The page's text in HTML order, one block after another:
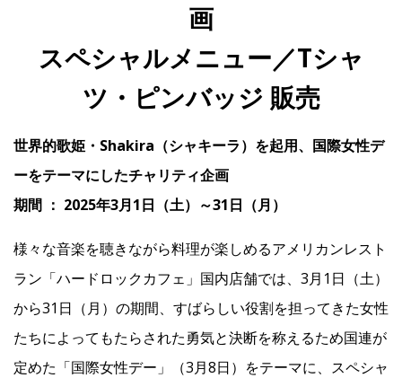
IR
投資家の皆様へ 事業概要 コーポレート・ガバナンス
よくあるご質問 IRお問い合わせ
Recruit
Contact
画
スペシャルメニュー／Tシャ
ツ・ピンバッジ 販売
世界的歌姫・Shakira（シャキーラ）を起用、国際女性デ
ーをテーマにしたチャリティ企画
期間 ： 2025年3月1日（土）～31日（月）
様々な音楽を聴きながら料理が楽しめるアメリカンレスト
ラン「ハードロックカフェ」国内店舗では、3月1日（土）
から31日（月）の期間、すばらしい役割を担ってきた女性
たちによってもたらされた勇気と決断を称えるため国連が
定めた「国際女性デー」（3月8日）をテーマに、スペシャ